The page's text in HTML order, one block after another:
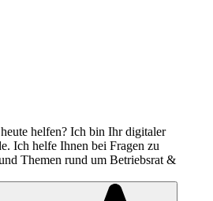
helfen? Ich bin Ihr digitaler
Ich helfe Ihnen bei Fragen zu
Themen rund um Betriebsrat &